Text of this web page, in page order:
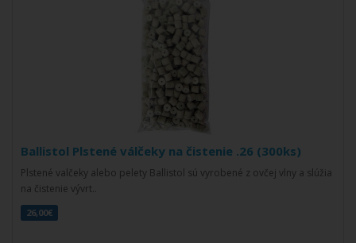
Ballistol Plstené válčeky na čistenie .26 (300ks)
Plstené valčeky alebo pelety Ballistol sú vyrobené z ovčej vlny a slúžia
na čistenie vývrt..
26,00€